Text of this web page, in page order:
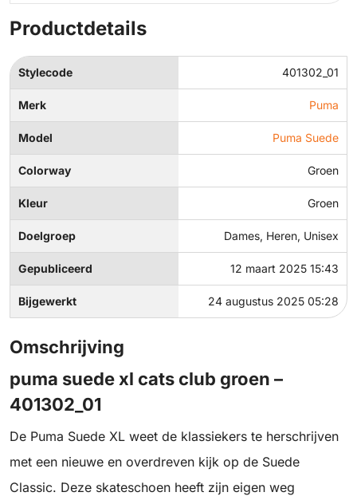
Productdetails
Stylecode 401302_01
Merk Puma
Model Puma Suede
Colorway Groen
Kleur Groen
Doelgroep Dames, Heren, Unisex
Gepubliceerd 12 maart 2025 15:43
Bijgewerkt 24 augustus 2025 05:28
Omschrijving
puma suede xl cats club groen –
401302_01
De Puma Suede XL weet de klassiekers te herschrijven
met een nieuwe en overdreven kijk op de Suede
Classic. Deze skateschoen heeft zijn eigen weg